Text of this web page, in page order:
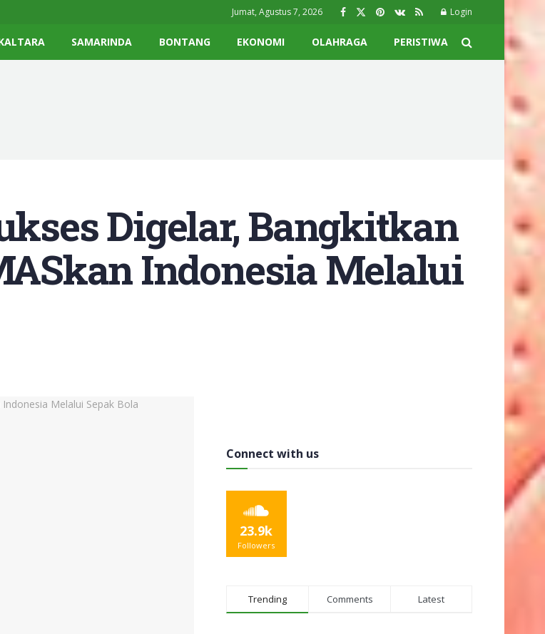
Jumat, Agustus 7, 2026 Login
SAMARINDA BONTANG EKONOMI OLAHRAGA PERISTIWA
Digelar, Bangkitkan
Indonesia Melalui
Connect with us
23.9k
Followers
Trending Comments Latest